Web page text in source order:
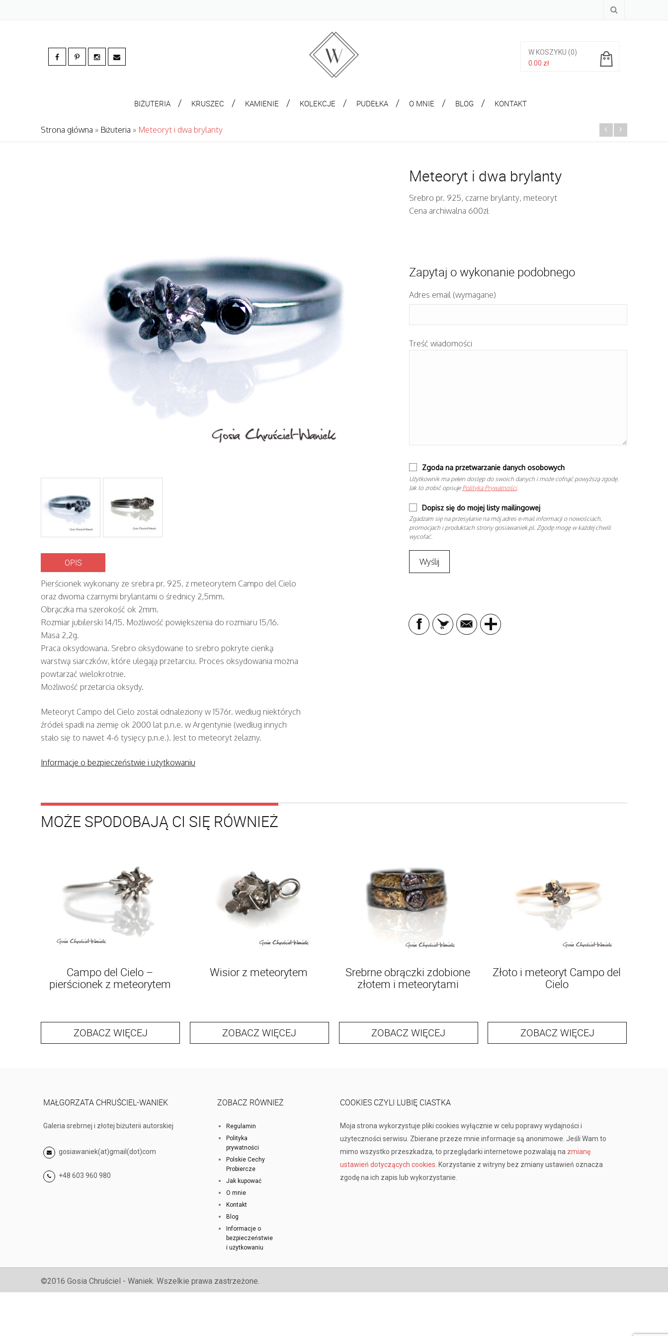
W KOSZYKU (0)
0.00 zł
BIŻUTERIA KRUSZEC KAMIENIE KOLEKCJE PUDEŁKA O MNIE BLOG KONTAKT
Strona główna » Biżuteria » Meteoryt i dwa brylanty
OPIS
Pierścionek wykonany ze srebra pr. 925, z meteorytem Campo del Cielo
oraz dwoma czarnymi brylantami o średnicy 2,5mm.
Obrączka ma szerokość ok 2mm.
Rozmiar jubilerski 14/15. Możliwość powiększenia do rozmiaru 15/16.
Masa 2,2g.
Praca oksydowana. Srebro oksydowane to srebro pokryte cienką
warstwą siarczków, które ulegają przetarciu. Proces oksydowania można
powtarzać wielokrotnie.
Możliwość przetarcia oksydy.
Meteoryt Campo del Cielo został odnaleziony w 1576r. według niektórych
źródeł spadł na ziemię ok 2000 lat p.n.e. w Argentynie (według innych
stało się to nawet 4-6 tysięcy p.n.e.). Jest to meteoryt żelazny.
Informacje o bezpieczeństwie i użytkowaniu
Meteoryt i dwa brylanty
Srebro pr. 925, czarne brylanty, meteoryt
Cena archiwalna 600zł
Zapytaj o wykonanie podobnego
Adres email (wymagane)
Treść wiadomości
Zgoda na przetwarzanie danych osobowych
Użytkownik ma pełen dostęp do swoich danych i może cofnąć powyższą zgodę.
Jak to zrobić opisuje Polityka Prywatności.
Dopisz się do mojej listy mailingowej
Zgadzam się na przesyłanie na mój adres e-mail informacji o nowościach,
promocjach i produktach strony gosiawaniek.pl. Zgodę mogę w każdej chwili
wycofać.
MOŻE SPODOBAJĄ CI SIĘ RÓWNIEŻ
Campo del Cielo –
pierścionek z meteorytem
ZOBACZ WIĘCEJ
Wisior z meteorytem
ZOBACZ WIĘCEJ
Srebrne obrączki zdobione
złotem i meteorytami
ZOBACZ WIĘCEJ
Złoto i meteoryt Campo del
Cielo
ZOBACZ WIĘCEJ
MAŁGORZATA CHRUŚCIEL-WANIEK
Galeria srebrnej i złotej biżuterii autorskiej
gosiawaniek(at)gmail(dot)com
+48 603 960 980
ZOBACZ RÓWNIEŻ
Regulamin
Polityka
prywatności
Polskie Cechy
Probiercze
Jak kupować
O mnie
Kontakt
Blog
Informacje o
bezpieczeństwie
i użytkowaniu
COOKIES CZYLI LUBIĘ CIASTKA
Moja strona wykorzystuje pliki cookies wyłącznie w celu poprawy wydajności i
użyteczności serwisu. Zbierane przeze mnie informacje są anonimowe. Jeśli Wam to
mimo wszystko przeszkadza, to przeglądarki internetowe pozwalają na zmianę
ustawień dotyczących cookies . Korzystanie z witryny bez zmiany ustawień oznacza
zgodę na ich zapis lub wykorzystanie.
©2016 Gosia Chruściel - Waniek. Wszelkie prawa zastrzeżone.